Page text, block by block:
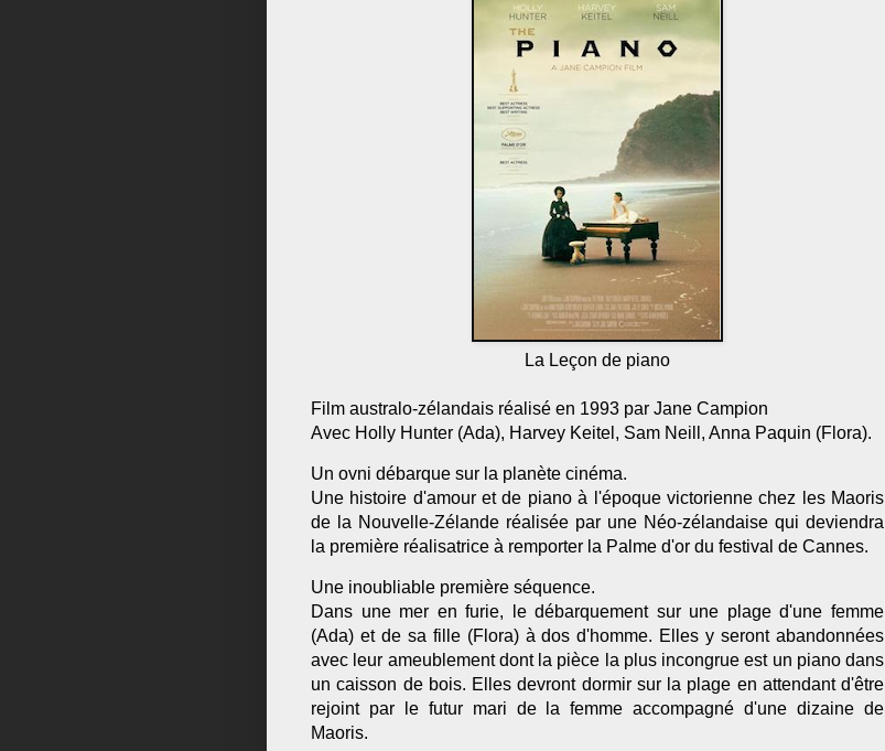
La Leçon de piano
Film australo-zélandais réalisé en 1993 par Jane Campion
Avec Holly Hunter (Ada), Harvey Keitel, Sam Neill, Anna Paquin (Flora).
Un ovni débarque sur la planète cinéma.
Une histoire d'amour et de piano à l'époque victorienne chez les Maoris
de la Nouvelle-Zélande réalisée par une Néo-zélandaise qui deviendra
la première réalisatrice à remporter la Palme d'or du festival de Cannes.
Une inoubliable première séquence.
Dans une mer en furie, le débarquement sur une plage d'une femme
(Ada) et de sa fille (Flora) à dos d'homme. Elles y seront abandonnées
avec leur ameublement dont la pièce la plus incongrue est un piano dans
un caisson de bois. Elles devront dormir sur la plage en attendant d'être
rejoint par le futur mari de la femme accompagné d'une dizaine de
Maoris.